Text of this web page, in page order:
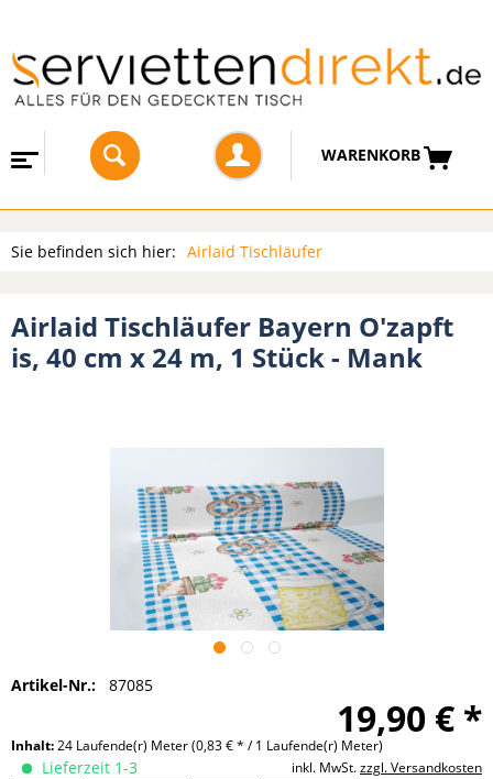
WARENKORB
Sie befinden sich hier: Airlaid Tischläufer
Airlaid Tischläufer Bayern O'zapft
is, 40 cm x 24 m, 1 Stück - Mank
Artikel-Nr.: 87085
19,90 € *
Inhalt:24 Laufende(r) Meter(0,83 € * / 1 Laufende(r) Meter)
inkl. MwSt.zzgl. Versandkosten
Lieferzeit 1-3